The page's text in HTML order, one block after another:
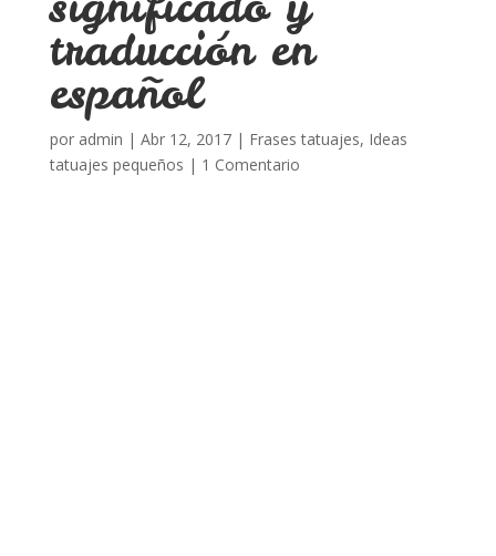
traducción en
español
por admin | Abr 12, 2017| Frases tatuajes, Ideas
tatuajes pequeños | 1 Comentario